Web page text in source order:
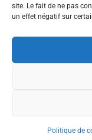
site. Le fait de ne pas
un effet négatif sur
Politique de
Mairie de Condrieu |
Thierry Caizes